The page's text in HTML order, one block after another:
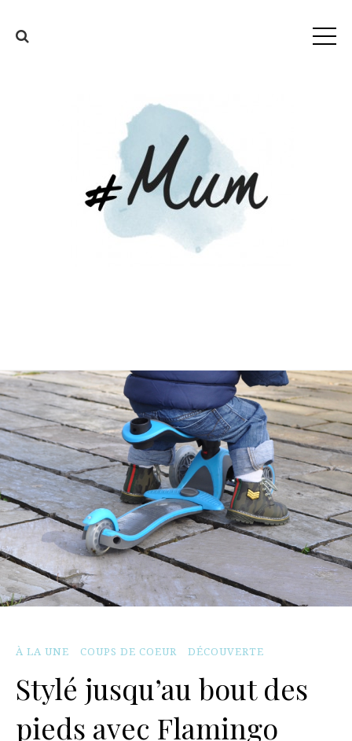
À LA UNE COUPS DE COEUR DÉCOUVERTE
Stylé jusqu’au bout des
pieds avec Flamingo